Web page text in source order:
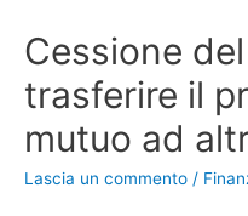
Cessione
trasferire il
mutuo ad
Lascia un commento /